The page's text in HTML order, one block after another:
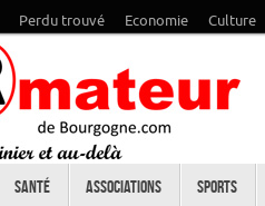
Perdu trouvé Economie Culture
Santé Associations Sports